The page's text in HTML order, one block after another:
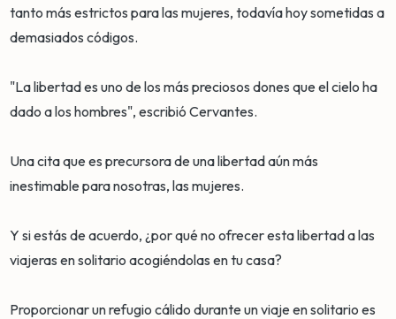
tanto más estrictos para las mujeres, todavía hoy sometidas a
demasiados códigos.
"La libertad es uno de los más preciosos dones que el cielo ha
dado a los hombres", escribió Cervantes.
Una cita que es precursora de una libertad aún más
inestimable para nosotras, las mujeres.
Y si estás de acuerdo, ¿por qué no ofrecer esta libertad a las
viajeras en solitario acogiéndolas en tu casa?
Proporcionar un refugio cálido durante un viaje en solitario es